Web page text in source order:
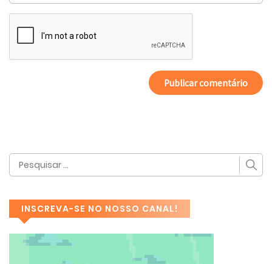
INSCREVA-SE NO NOSSO CANAL!